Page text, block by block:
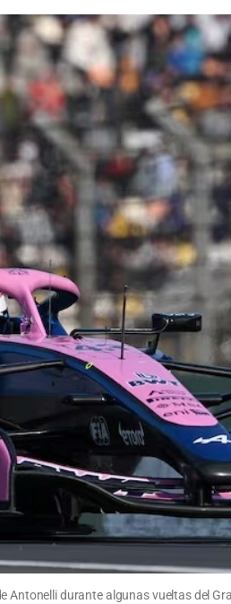
Antonelli durante algunas vueltas del